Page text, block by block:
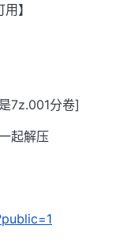
】
7z.001分卷]
起解压